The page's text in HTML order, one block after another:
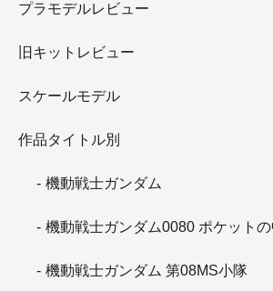
プラモデルレビュー
旧キットレビュー
スケールモデル
作品タイトル別
機動戦士ガンダム
機動戦士ガンダム0080 ポケット
機動戦士ガンダム 第08MS小隊